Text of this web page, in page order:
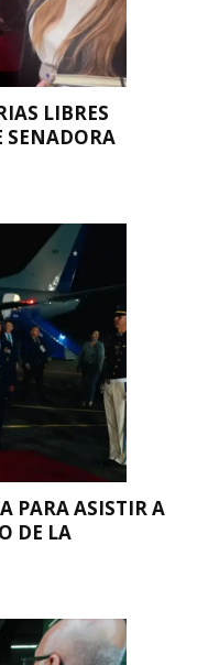
LIBRES
SENADORA
PARA ASISTIR A
DE LA